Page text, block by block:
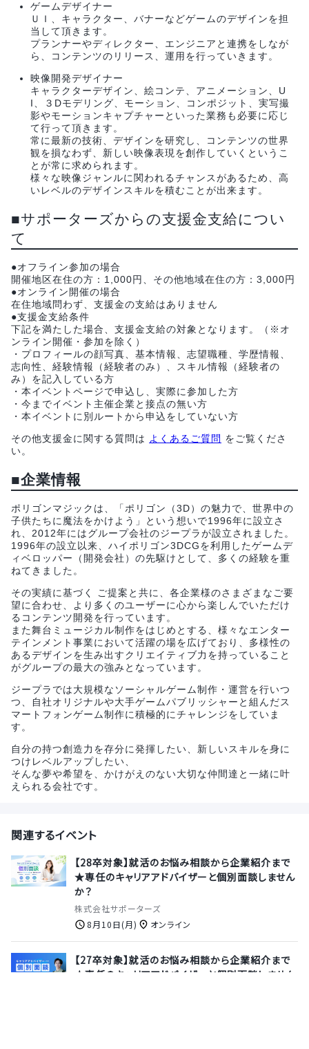
ゲームデザイナー
ＵＩ、キャラクター、バナーなどゲームのデザインを担
当して頂きます。
プランナーやディレクター、エンジニアと連携をしなが
ら、コンテンツのリリース、運用を行っていきます。
映像開発デザイナー
キャラクターデザイン、絵コンテ、アニメーション、U
I、３Dモデリング、モーション、コンポジット、実写撮
影やモーションキャプチャーといった業務も必要に応じ
て行って頂きます。
常に最新の技術、デザインを研究し、コンテンツの世界
観を損なわず、新しい映像表現を創作していくというこ
とが常に求められます。
様々な映像ジャンルに関われるチャンスがあるため、高
いレベルのデザインスキルを積むことが出来ます。
■サポーターズからの支援金支給につい
て
●オフライン参加の場合
開催地区在住の方：1,000円、その他地域在住の方：3,000円
●オンライン開催の場合
在住地域問わず、支援金の支給はありません
●支援金支給条件
下記を満たした場合、支援金支給の対象となります。（※オ
ンライン開催・参加を除く）
・プロフィールの顔写真、基本情報、志望職種、学歴情報、
志向性、経験情報（経験者のみ）、スキル情報（経験者の
み）を記入している方
・本イベントページで申込し、実際に参加した方
・今までイベント主催企業と接点の無い方
・本イベントに別ルートから申込をしていない方
その他支援金に関する質問は よくあるご質問 をご覧くださ
い。
■企業情報
ポリゴンマジックは、「ポリゴン（3D）の魅力で、世界中の
子供たちに魔法をかけよう」という想いで1996年に設立さ
れ、2012年にはグループ会社のジープラが設立されました。
1996年の設立以来、ハイポリゴン3DCGを利用したゲームデ
ィベロッパー（開発会社）の先駆けとして、多くの経験を重
ねてきました。
その実績に基づく ご提案と共に、各企業様のさまざまなご要
望に合わせ、より多くのユーザーに心から楽しんでいただけ
るコンテンツ開発を行っています。
また舞台ミュージカル制作をはじめとする、様々なエンター
テインメント事業において活躍の場を広げており、多様性の
あるデザインを生み出すクリエイティブ力を持っていること
がグループの最大の強みとなっています。
ジープラでは大規模なソーシャルゲーム制作・運営を行いつ
つ、自社オリジナルや大手ゲームパブリッシャーと組んだス
マートフォンゲーム制作に積極的にチャレンジをしていま
す。
自分の持つ創造力を存分に発揮したい、新しいスキルを身に
つけレベルアップしたい、
そんな夢や希望を、かけがえのない大切な仲間達と一緒に叶
えられる会社です。
関連するイベント
【28卒対象】就活のお悩み相談から企業紹介まで
★専任のキャリアアドバイザーと個別面談しません
か？
株式会社サポーターズ
8月10日(月)
オンライン
【27卒対象】就活のお悩み相談から企業紹介まで
★専任のキャリアアドバイザーと個別面談しません